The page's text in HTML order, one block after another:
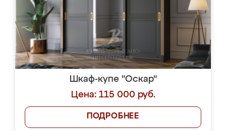
Шкаф-купе "Оскар"
Цена: 115 000 руб.
ПОДРОБНЕЕ